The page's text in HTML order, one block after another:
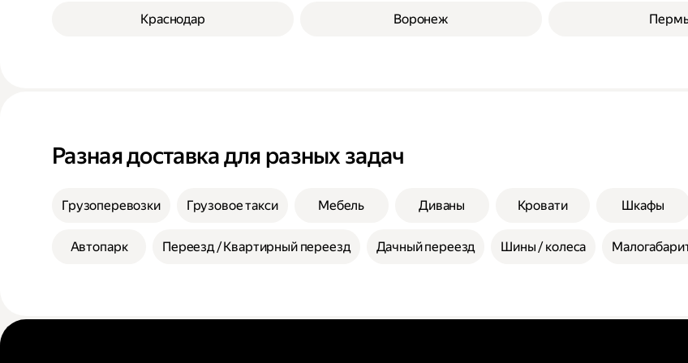
Краснодар Воронеж
Разная доставка для разных задач
Грузоперевозки Грузовое такси Мебель Диваны Кровати Шкафы
Автопарк Переезд / Квартирный переезд Дачный переезд Шины / колеса